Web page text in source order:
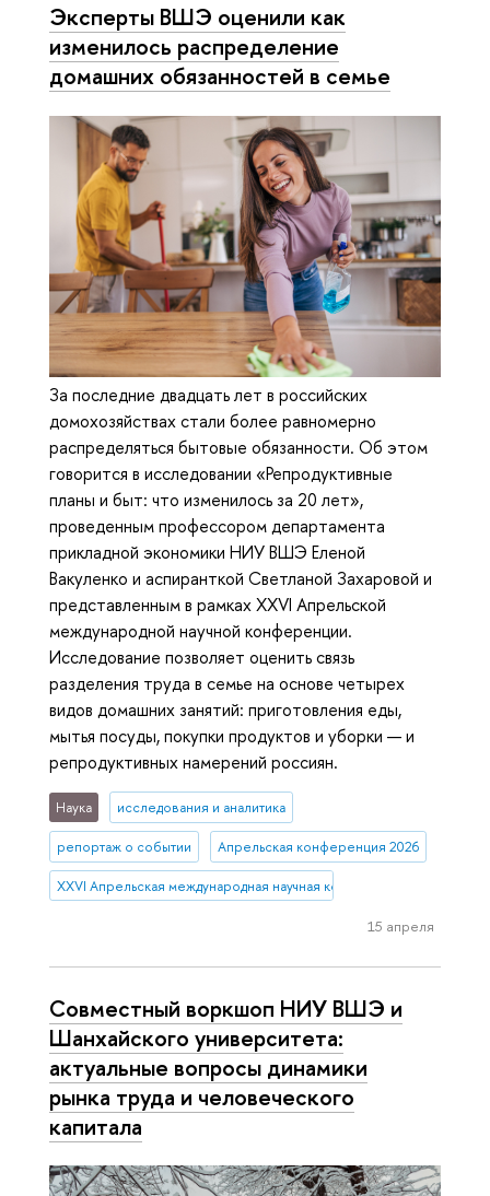
Эксперты ВШЭ оценили как
изменилось распределение
домашних обязанностей в семье
За последние двадцать лет в российских
домохозяйствах стали более равномерно
распределяться бытовые обязанности. Об этом
говорится в исследовании «Репродуктивные
планы и быт: что изменилось за 20 лет»,
проведенным профессором департамента
прикладной экономики НИУ ВШЭ Еленой
Вакуленко и аспиранткой Светланой Захаровой и
представленным в рамках XXVI Апрельской
международной научной конференции.
Исследование позволяет оценить связь
разделения труда в семье на основе четырех
видов домашних занятий: приготовления еды,
мытья посуды, покупки продуктов и уборки — и
репродуктивных намерений россиян.
Наука исследования и аналитика
репортаж о событии Апрельская конференция 2026
XXVI Апрельская международная научная конференция имени Е.Г.
15 апреля
Совместный воркшоп НИУ ВШЭ и
Шанхайского университета:
актуальные вопросы динамики
рынка труда и человеческого
капитала